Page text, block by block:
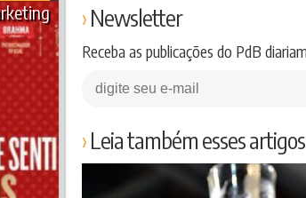
Newsletter
Receba as publicações do PdB
Leia também esses